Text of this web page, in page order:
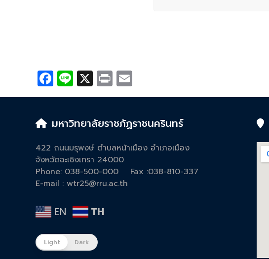
Facebook
Line
X Print
มหาวิทยาลัยราชภัฏราชนครินทร์
422 ถนนมรุพงษ์ ตำบลหน้าเมือง อำเภอเมือง
จังหวัดฉะเชิงเทรา 24000
Phone: 038-500-000
Fax :038-810-337
E-mail : wtr25@rru.ac.th
EN TH
Light Dark